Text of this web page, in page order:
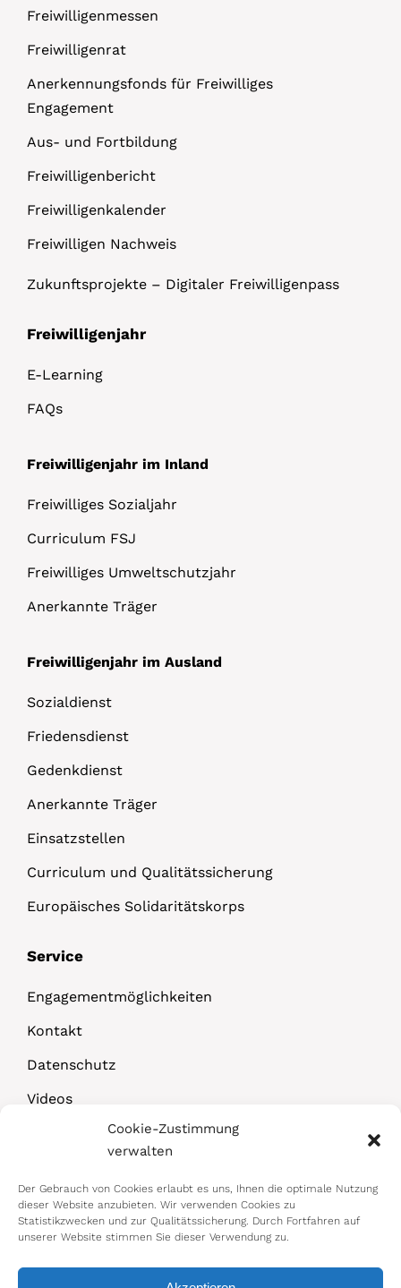
Cookie-Zustimmung
verwalten
Der Gebrauch von Cookies erlaubt es uns, Ihnen die optimale Nutzung
dieser Website anzubieten. Wir verwenden Cookies zu
Statistikzwecken und zur Qualitätssicherung. Durch Fortfahren auf
unserer Website stimmen Sie dieser Verwendung zu.
Freiwilligenmessen
Freiwilligenrat
Anerkennungsfonds für Freiwilliges
Engagement
Aus- und Fortbildung
Freiwilligenbericht
Freiwilligenkalender
Freiwilligen Nachweis
Zukunftsprojekte – Digitaler Freiwilligenpass
Freiwilligenjahr
E-Learning
FAQs
Freiwilligenjahr im Inland
Freiwilliges Sozialjahr
Curriculum FSJ
Freiwilliges Umweltschutzjahr
Anerkannte Träger
Freiwilligenjahr im Ausland
Sozialdienst
Friedensdienst
Gedenkdienst
Anerkannte Träger
Einsatzstellen
Curriculum und Qualitätssicherung
Europäisches Solidaritätskorps
Service
Engagementmöglichkeiten
Kontakt
Datenschutz
Videos